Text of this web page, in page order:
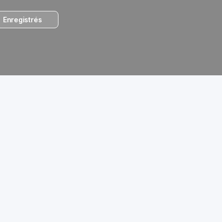
Enregistrés